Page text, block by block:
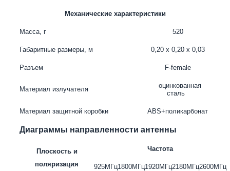
Механические характеристики
Масса, г 520
Габаритные размеры, м 0,20 х 0,20 х 0,03
Разъем F-female
Материал излучателя
оцинкованная
сталь
Материал защитной коробки ABS+поликарбонат
Диаграммы направленности антенны
Плоскость и
поляризация
Частота
925МГц1800МГц1920МГц2180МГц2600МГц